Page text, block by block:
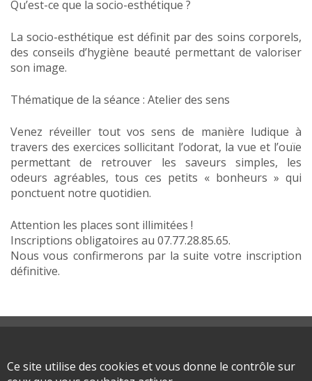
Qu’est-ce que la socio-esthétique ?
La socio-esthétique est définit par des soins corporels,
des conseils d’hygiène beauté permettant de valoriser
son image.
Thématique de la séance : Atelier des sens
Venez réveiller tout vos sens de manière ludique à
travers des exercices sollicitant l’odorat, la vue et l’ouïe
permettant de retrouver les saveurs simples, les
odeurs agréables, tous ces petits « bonheurs » qui
ponctuent notre quotidien.
Attention les places sont illimitées !
Inscriptions obligatoires au 07.77.28.85.65.
Nous vous confirmerons par la suite votre inscription
définitive.
Plan du site Mentions légales
Ce site utilise des cookies et vous donne le contrôle sur